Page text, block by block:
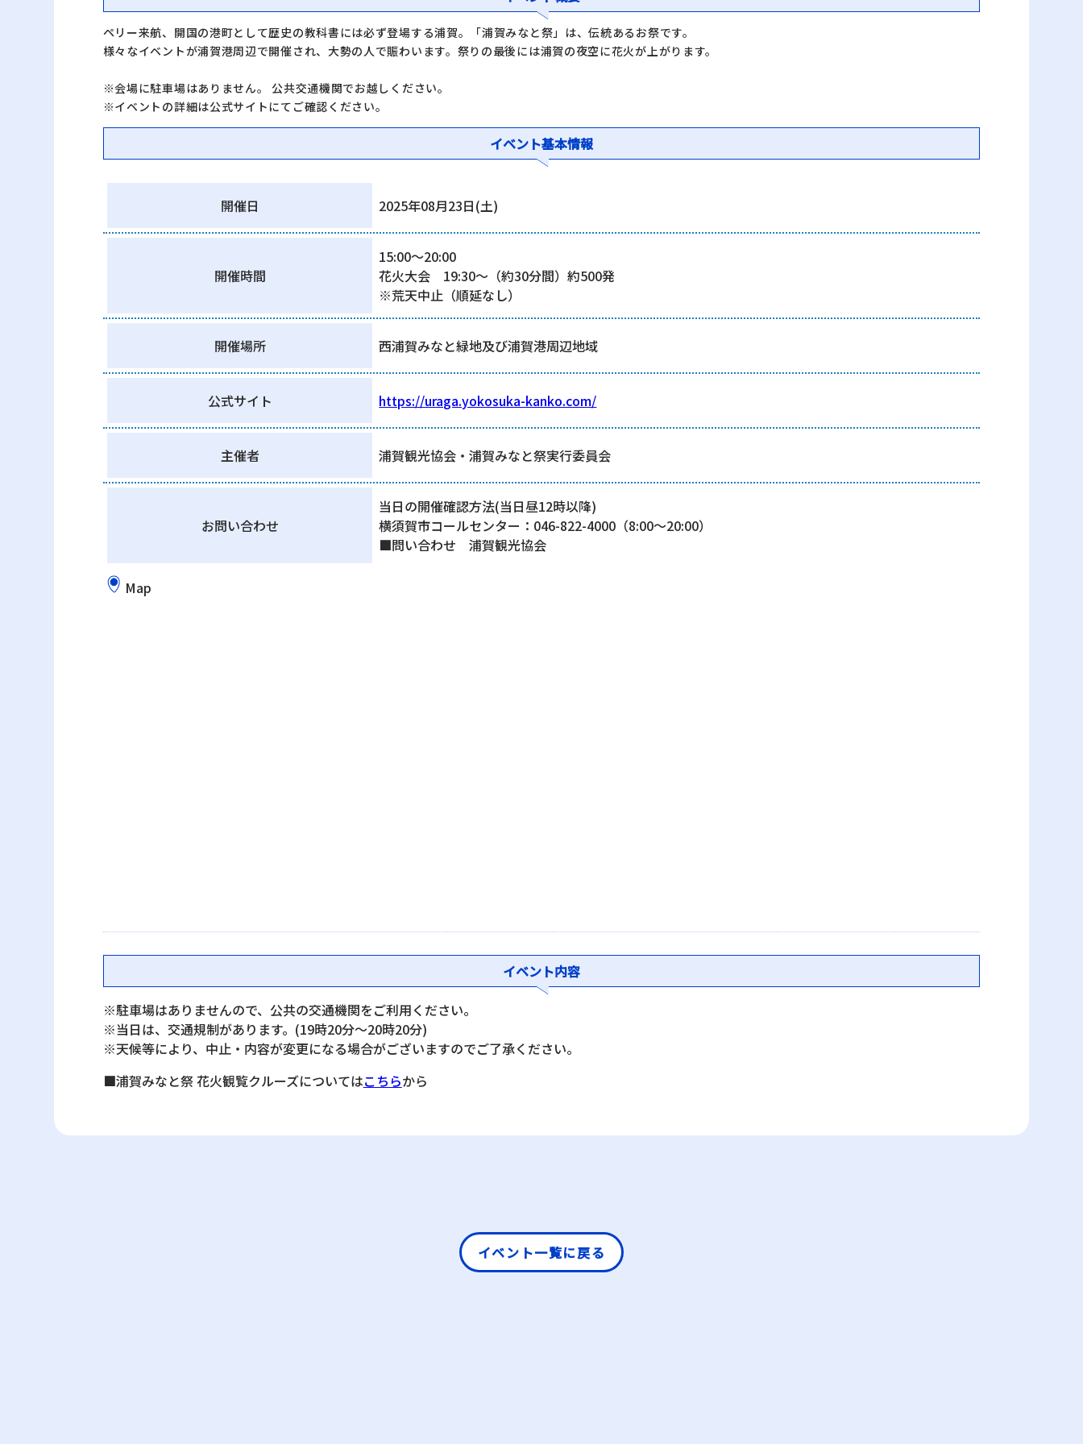
ペリー来航、開国の港町として歴史の教科書には必ず登場する浦賀。「浦賀みなと祭」は、伝統あるお祭です。
様々なイベントが浦賀港周辺で開催され、大勢の人で賑わいます。祭りの最後には浦賀の夜空に花火が上がります。
※会場に駐車場はありません。 公共交通機関でお越しください。
※イベントの詳細は公式サイトにてご確認ください。
イベント基本情報
開催日 2025年08月23日(土)
開催時間
15:00～20:00
花火大会 19:30～（約30分間）約500発
※荒天中止（順延なし）
開催場所 西浦賀みなと緑地及び浦賀港周辺地域
公式サイト https://uraga.yokosuka-kanko.com/
主催者 浦賀観光協会・浦賀みなと祭実行委員会
お問い合わせ
当日の開催確認方法(当日昼12時以降)
横須賀市コールセンター：046-822-4000（8:00～20:00）
■問い合わせ 浦賀観光協会
Map
イベント内容
※駐車場はありませんので、公共の交通機関をご利用ください。
※当日は、交通規制があります。(19時20分～20時20分)
※天候等により、中止・内容が変更になる場合がございますのでご了承ください。
■浦賀みなと祭 花火観覧クルーズについてはこちらから
イベント一覧に戻る